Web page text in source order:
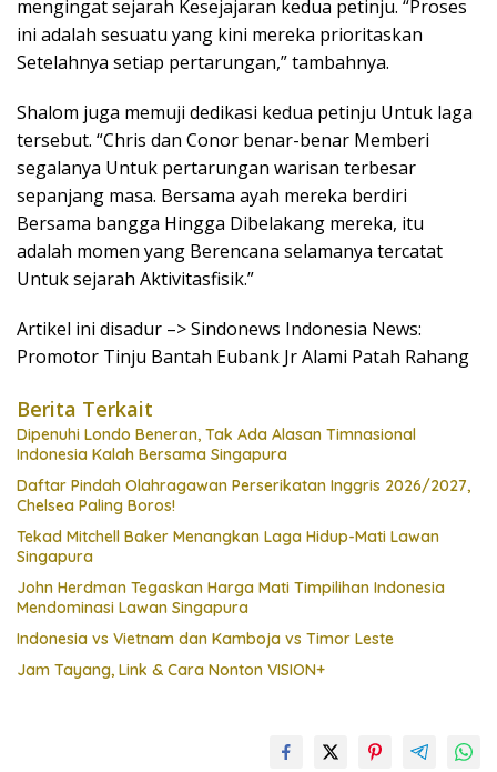
mengingat sejarah Kesejajaran kedua petinju. “Proses
ini adalah sesuatu yang kini mereka prioritaskan
Setelahnya setiap pertarungan,” tambahnya.
Shalom juga memuji dedikasi kedua petinju Untuk laga
tersebut. “Chris dan Conor benar-benar Memberi
segalanya Untuk pertarungan warisan terbesar
sepanjang masa. Bersama ayah mereka berdiri
Bersama bangga Hingga Dibelakang mereka, itu
adalah momen yang Berencana selamanya tercatat
Untuk sejarah Aktivitasfisik.”
Artikel ini disadur –> Sindonews Indonesia News:
Promotor Tinju Bantah Eubank Jr Alami Patah Rahang
Berita Terkait
Dipenuhi Londo Beneran, Tak Ada Alasan Timnasional
Indonesia Kalah Bersama Singapura
Daftar Pindah Olahragawan Perserikatan Inggris 2026/2027,
Chelsea Paling Boros!
Tekad Mitchell Baker Menangkan Laga Hidup-Mati Lawan
Singapura
John Herdman Tegaskan Harga Mati Timpilihan Indonesia
Mendominasi Lawan Singapura
Indonesia vs Vietnam dan Kamboja vs Timor Leste
Jam Tayang, Link & Cara Nonton VISION+